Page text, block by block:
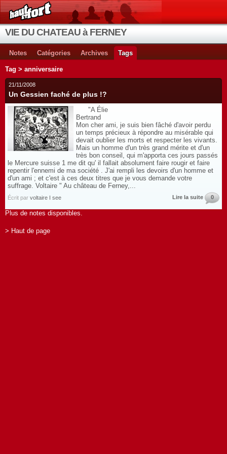
VIE DU CHATEAU à FERNEY
Notes Catégories Archives Tags
Tag > anniversaire
21/11/2008
Un Gessien faché de plus !?
"A Élie
Bertrand
Mon cher ami, je suis bien fâché d'avoir perdu
un temps précieux à répondre au misérable qui
devait oublier les morts et respecter les vivants.
Mais un homme d'un très grand mérite et d'un
très bon conseil, qui m'apporta ces jours passés
le Mercure suisse 1 me dit qu' il fallait absolument faire rougir et faire
repentir l'ennemi de ma société . J'ai rempli les devoirs d'un homme et
d'un ami ; et c'est à ces deux titres que je vous demande votre
suffrage. Voltaire " Au château de Ferney,...
Écrit par voltaire I see Lire la suite 0
Plus de notes disponibles.
> Haut de page